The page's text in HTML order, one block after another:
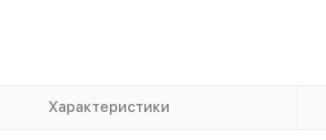
Характеристики